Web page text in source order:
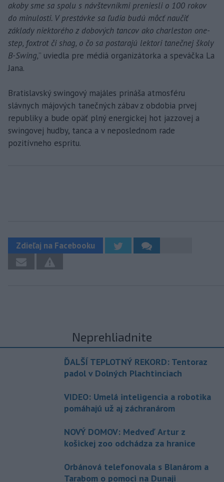
akoby sme sa spolu s návštevníkmi preniesli o 100 rokov
do minulosti. V prestávke sa ľudia budú môcť naučiť
základy niektorého z dobových tancov ako charleston one-
step, foxtrot či shag, o čo sa postarajú lektori tanečnej školy
B-Swing,” uviedla pre médiá organizátorka a speváčka La
Jana.
Bratislavský swingový majáles prináša atmosféru
slávnych májových tanečných zábav z obdobia prvej
republiky a bude opäť plný energickej hot jazzovej a
swingovej hudby, tanca a v neposlednom rade
pozitívneho espritu.
Zdieľaj na Facebooku
Neprehliadnite
ĎALŠÍ TEPLOTNÝ REKORD: Tentoraz
padol v Dolných Plachtinciach
VIDEO: Umelá inteligencia a robotika
pomáhajú už aj záchranárom
NOVÝ DOMOV: Medveď Artur z
košickej zoo odchádza za hranice
Orbánová telefonovala s Blanárom a
Tarabom o pomoci na Dunaji